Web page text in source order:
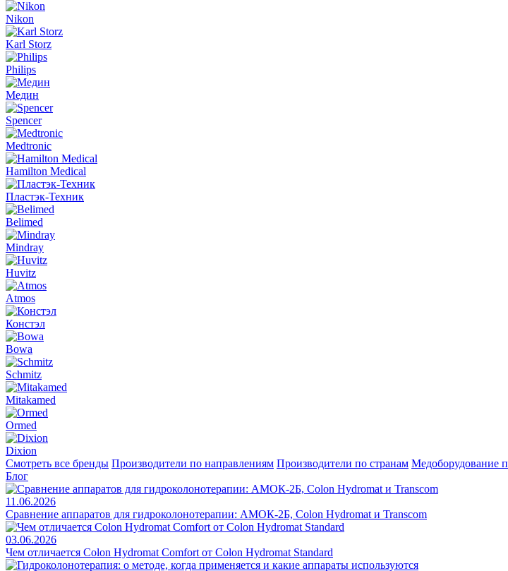
Nikon
Karl Storz
Philips
Медин
Spencer
Medtronic
Hamilton Medical
Пластэк-Техник
Belimed
Mindray
Huvitz
Atmos
Констэл
Bowa
Schmitz
Mitakamed
Ormed
Dixion
Смотреть все бренды Производители по направлениям Производители по странам Медоборудование
Блог
11.06.2026
Сравнение аппаратов для гидроколонотерапии: АМОК-2Б, Colon Hydromat и Transcom
03.06.2026
Чем отличается Colon Hydromat Comfort от Colon Hydromat Standard